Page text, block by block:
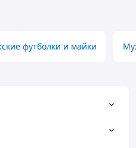
футболки и майки